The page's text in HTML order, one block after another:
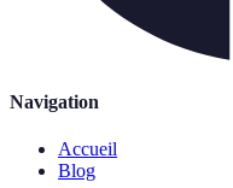
Navigation
Accueil
Blog